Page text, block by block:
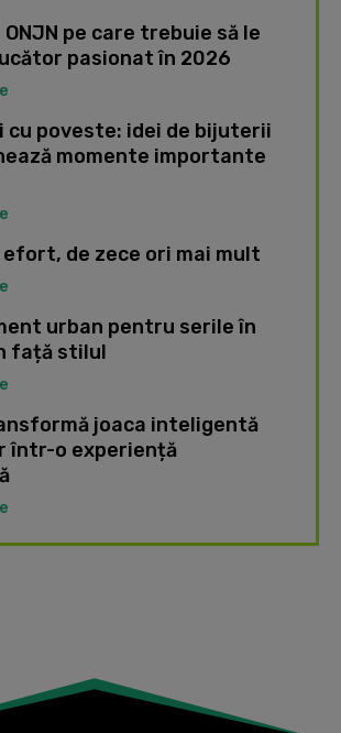
pe care trebuie să le
pasionat în 2026
cu poveste: idei de bijuterii
momente importante
efort, de zece ori mai mult
urban pentru serile în
față stilul
joaca inteligentă
într-o experiență